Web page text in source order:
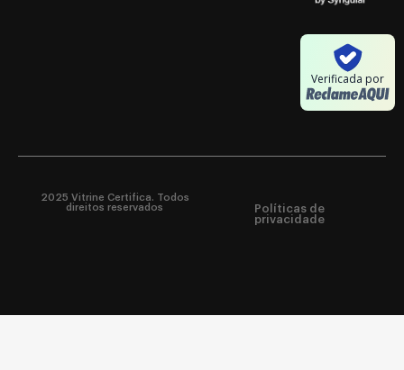
Verificada por
2025 Vitrine Certifica. Todos
direitos reservados
Políticas de
privacidade